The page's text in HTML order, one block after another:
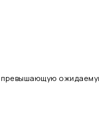
превышающую